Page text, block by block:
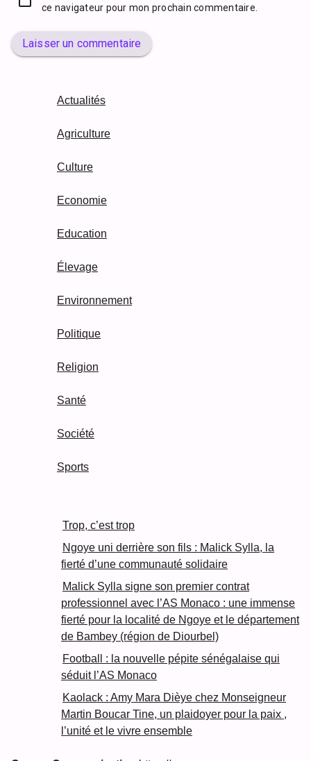
ce navigateur pour mon prochain commentaire.
Laisser un commentaire
Actualités
Agriculture
Culture
Economie
Education
Élevage
Environnement
Politique
Religion
Santé
Société
Sports
Trop, c’est trop
Ngoye uni derrière son fils : Malick Sylla, la
fierté d’une communauté solidaire
Malick Sylla signe son premier contrat
professionnel avec l’AS Monaco : une immense
fierté pour la localité de Ngoye et le département
de Bambey (région de Diourbel)
Football : la nouvelle pépite sénégalaise qui
séduit l’AS Monaco
Kaolack : Amy Mara Dièye chez Monseigneur
Martin Boucar Tine, un plaidoyer pour la paix ,
l’unité et le vivre ensemble